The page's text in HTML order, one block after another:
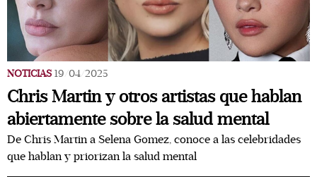
NOTICIAS 19/04/2025
Chris Martin y otros artistas que hablan
abiertamente sobre la salud mental
De Chris Martin a Selena Gomez, conoce a las celebridades
que hablan y priorizan la salud mental